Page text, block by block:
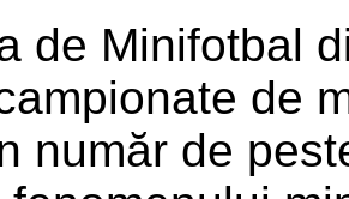
de Minifotbal
de
număr de